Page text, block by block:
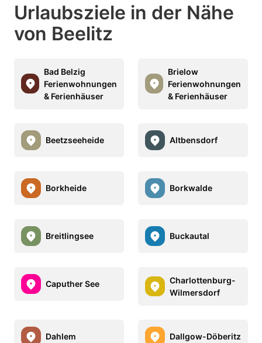
Urlaubsziele in der Nähe
von Beelitz
Bad Belzig
Ferienwohnungen
& Ferienhäuser
Brielow
Ferienwohnungen
& Ferienhäuser
Beetzseeheide Altbensdorf
Borkheide Borkwalde
Breitlingsee Buckautal
Caputher See
Charlottenburg-
Wilmersdorf
Dahlem Dallgow-Döberitz